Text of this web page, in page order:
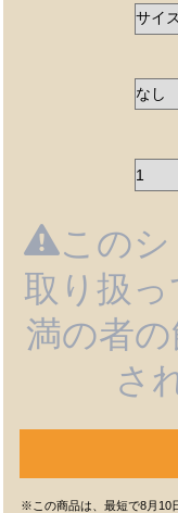
このシ
取り扱
満の者
さ
※この商品は、最短で8月10